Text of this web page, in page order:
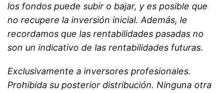
los fondos puede subir o bajar, y es posible que
no recupere la inversión inicial. Además, le
recordamos que las rentabilidades pasadas no
son un indicativo de las rentabilidades futuras.
Exclusivamente a inversores profesionales.
Prohibida su posterior distribución. Ninguna otra